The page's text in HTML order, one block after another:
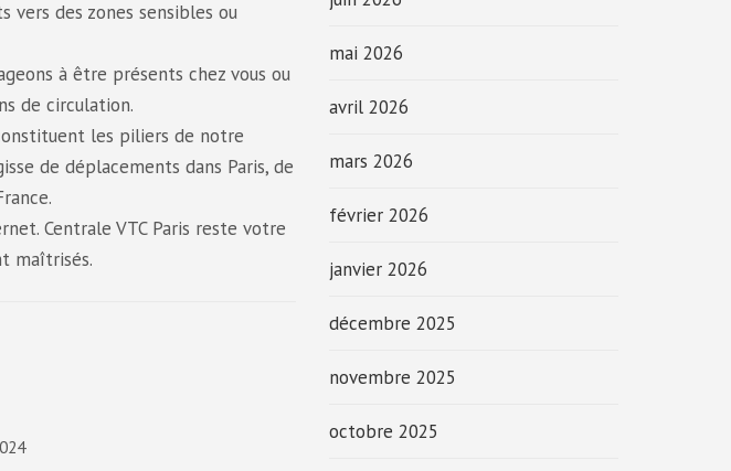
vers des zones sensibles ou
à être présents chez vous ou
de circulation.
les piliers de notre
de déplacements dans Paris, de
Centrale VTC Paris reste votre
maîtrisés.
mai 2026
avril 2026
mars 2026
février 2026
janvier 2026
décembre 2025
novembre 2025
octobre 2025